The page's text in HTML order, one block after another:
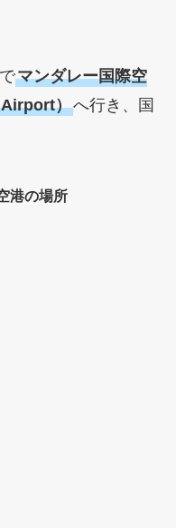
マンダレー国際空
）へ行き、国
港の場所